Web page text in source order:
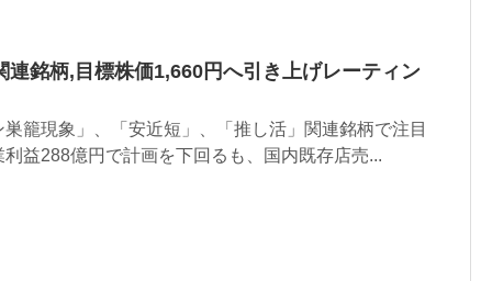
連銘柄,目標株価1,660円へ引き上げレーティン
籠現象」、「安近短」、「推し活」関連銘柄で注目
益288億円で計画を下回るも、国内既存店売...